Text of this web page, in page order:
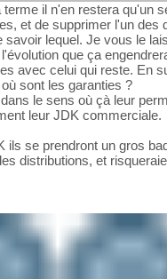
il n'en restera qu'un
et de supprimer l'un des
savoir lequel. Je vous le
que ça
avec celui qui reste. En
sont les garanties ?
le sens où çà leur
leur JDK commerciale.
ils se prendront un gros
distributions, et